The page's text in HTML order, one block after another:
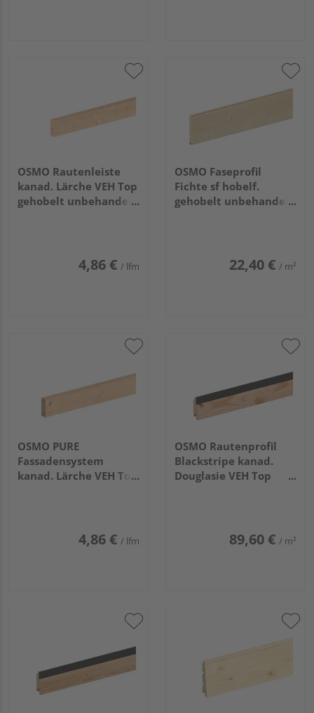
OSMO Rautenleiste
kanad. Lärche VEH Top
gehobelt unbehandelt
4,86 € / lfm
OSMO Faseprofil
Fichte sf hobelf.
gehobelt unbehandelt
22,40 € / m²
OSMO PURE
Fassadensystem
kanad. Lärche VEH Top
4,86 € / lfm
OSMO Rautenprofil
Blackstripe kanad.
Douglasie VEH Top
89,60 € / m²